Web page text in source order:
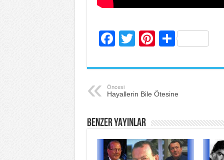
F
c
e
b
o
o
k
T
tt
Pi
er
e
st
S
ar
Öncesi
Hayallerin Bile Ötesine
BENZER YAYINLAR